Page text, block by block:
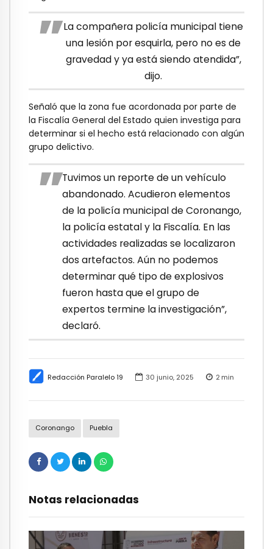
Redacción Paralelo 19 30 junio, 2025 2 min
Coronango Puebla
Notas relacionadas
La compañera policía municipal tiene
una lesión por esquirla, pero no es de
gravedad y ya está siendo atendida”,
dijo.
Señaló que la zona fue acordonada por parte de
la Fiscalía General del Estado quien investiga para
determinar si el hecho está relacionado con algún
grupo delictivo.
Tuvimos un reporte de un vehículo
abandonado. Acudieron elementos
de la policía municipal de Coronango,
la policía estatal y la Fiscalía. En las
actividades realizadas se localizaron
dos artefactos. Aún no podemos
determinar qué tipo de explosivos
fueron hasta que el grupo de
expertos termine la investigación”,
declaró.